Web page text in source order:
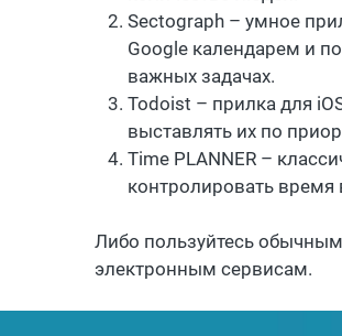
Sectograph – умное
Google календарем и
важных задачах.
Todoist – прилка для
выставлять их по
Time PLANNER –
контролировать
Либо пользуйтесь
электронным сервисам.